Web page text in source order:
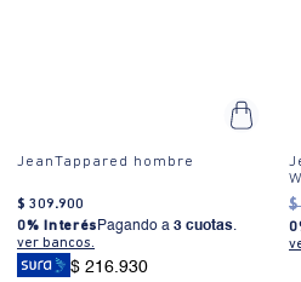
JeanTappared hombre
$ 309.900
0% Interés Pagando a 3 cuotas.
ver bancos.
$ 216.930
$